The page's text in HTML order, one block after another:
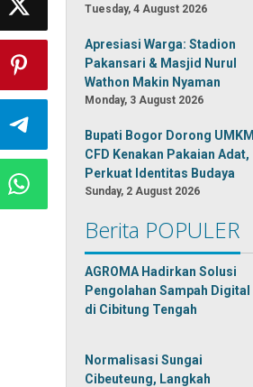
Tuesday, 4 August 2026
Apresiasi Warga: Stadion
Pakansari & Masjid Nurul
Wathon Makin Nyaman
Monday, 3 August 2026
Bupati Bogor Dorong UMKM
CFD Kenakan Pakaian Adat,
Perkuat Identitas Budaya
Sunday, 2 August 2026
Berita POPULER
AGROMA Hadirkan Solusi
Pengolahan Sampah Digital
di Cibitung Tengah
Normalisasi Sungai
Cibeuteung, Langkah